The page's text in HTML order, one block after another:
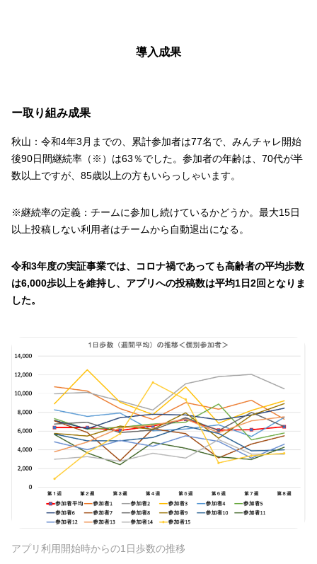
導入成果
ー取り組み成果
秋山：令和4年3月までの、累計参加者は77名で、みんチャレ開始
後90日間継続率（※）は63％でした。参加者の年齢は、70代が半
数以上ですが、85歳以上の方もいらっしゃいます。
※継続率の定義：チームに参加し続けているかどうか。最大15日
以上投稿しない利用者はチームから自動退出になる。
令和3年度の実証事業では、コロナ禍であっても高齢者の平均歩数
は6,000歩以上を維持し、アプリへの投稿数は平均1日2回となりま
した。
アプリ利用開始時からの1日歩数の推移